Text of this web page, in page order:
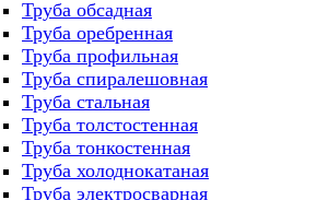
Труба обсадная
Труба оребренная
Труба профильная
Труба спиралешовная
Труба стальная
Труба толстостенная
Труба тонкостенная
Труба холоднокатаная
Труба электросварная